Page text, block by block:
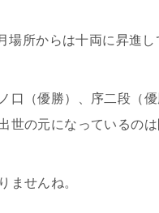
場所からは十両に昇進
口（優勝）、序二段（
世の元になっているの
ませんね。